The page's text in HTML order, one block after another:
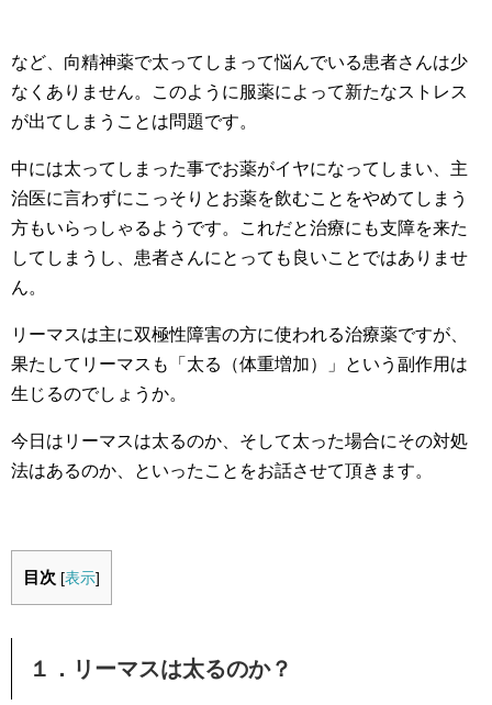
など、向精神薬で太ってしまって悩んでいる患者さんは少
なくありません。このように服薬によって新たなストレス
が出てしまうことは問題です。
中には太ってしまった事でお薬がイヤになってしまい、主
治医に言わずにこっそりとお薬を飲むことをやめてしまう
方もいらっしゃるようです。これだと治療にも支障を来た
してしまうし、患者さんにとっても良いことではありませ
ん。
リーマスは主に双極性障害の方に使われる治療薬ですが、
果たしてリーマスも「太る（体重増加）」という副作用は
生じるのでしょうか。
今日はリーマスは太るのか、そして太った場合にその対処
法はあるのか、といったことをお話させて頂きます。
目次 [表示]
１．リーマスは太るのか？